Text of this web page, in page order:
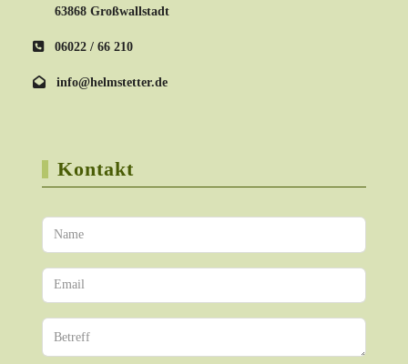
63868 Großwallstadt
06022 / 66 210
info@helmstetter.de
Kontakt